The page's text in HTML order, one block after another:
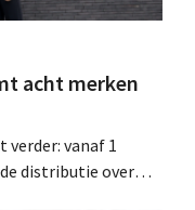
acht merken
verder: vanaf 1
distributie over